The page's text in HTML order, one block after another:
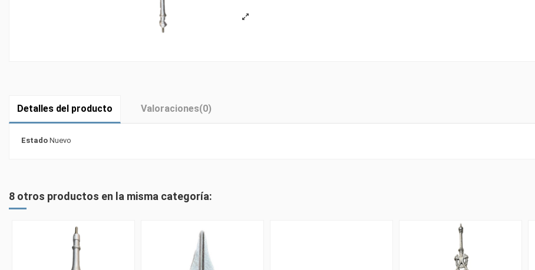
Detalles del producto Valoraciones(0)
Estado Nuevo
8 otros productos en la misma categoría: